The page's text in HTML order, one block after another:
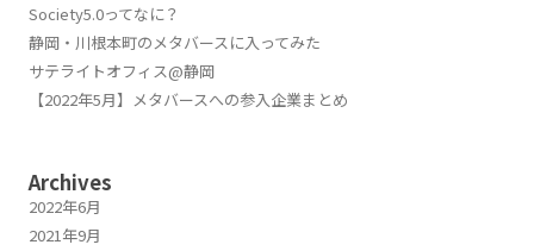
Society5.0ってなに？
静岡・川根本町のメタバースに入ってみた
サテライトオフィス@静岡
【2022年5月】メタバースへの参入企業まとめ
Archives
2022年6月
2021年9月